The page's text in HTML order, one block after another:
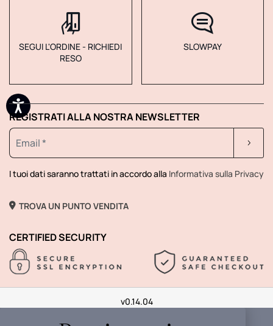
SEGUI L'ORDINE - RICHIEDI
RESO
SLOWPAY
REGISTRATI ALLA NOSTRA NEWSLETTER
I tuoi dati saranno trattati in accordo alla Informativa sulla Privacy
TROVA UN PUNTO VENDITA
CERTIFIED SECURITY
v0.14.04